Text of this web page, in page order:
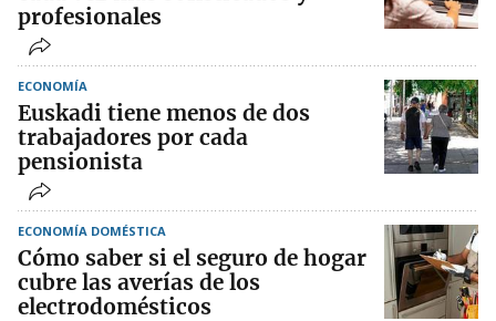
profesionales
ECONOMÍA
Euskadi tiene menos de dos
trabajadores por cada
pensionista
ECONOMÍA DOMÉSTICA
Cómo saber si el seguro de hogar
cubre las averías de los
electrodomésticos